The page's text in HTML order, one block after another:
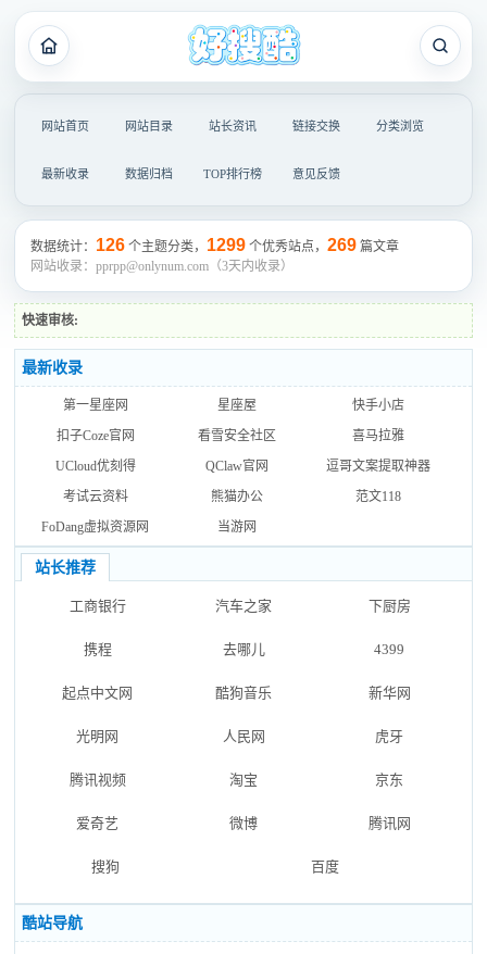
网站首页 网站目录 站长资讯 链接交换 分类浏览
最新收录 数据归档 TOP排行榜 意见反馈
数据统计： 126 个主题分类， 1299 个优秀站点，269 篇文章
网站收录：pprpp@onlynum.com（3天内收录）
快速审核:
最新收录
第一星座网 星座屋
快手小店
扣子Coze官网
看雪安全社区
喜马拉雅
UCloud优刻得
QClaw官网
逗哥文案提取神器
考试云资料
熊猫办公
范文118
FoDang虚拟资源网
当游网
站长推荐
工商银行 汽车之家 下厨房
携程 去哪儿 4399
起点中文网 酷狗音乐 新华网
光明网 人民网 虎牙
腾讯视频 淘宝 京东
爱奇艺 微博 腾讯网
搜狗 百度
酷站导航